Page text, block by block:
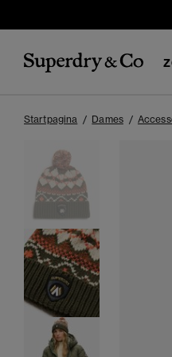
Startpagina Dames